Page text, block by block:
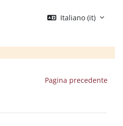
Italiano ‎(it)‎
Pagina precedente